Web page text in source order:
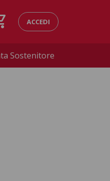
ACCEDI
Sostenitore